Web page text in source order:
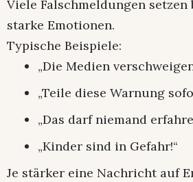
Viele Falschmeldungen setzen
starke Emotionen.
Typische Beispiele:
„Die Medien
„Teile diese Warnung
„Das darf niemand
„Kinder sind in Gefahr!“
Je stärker eine Nachricht auf